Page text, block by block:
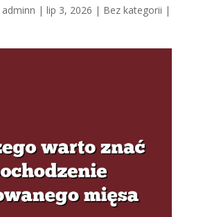
adminn | lip 3, 2026 | Bez kategorii |